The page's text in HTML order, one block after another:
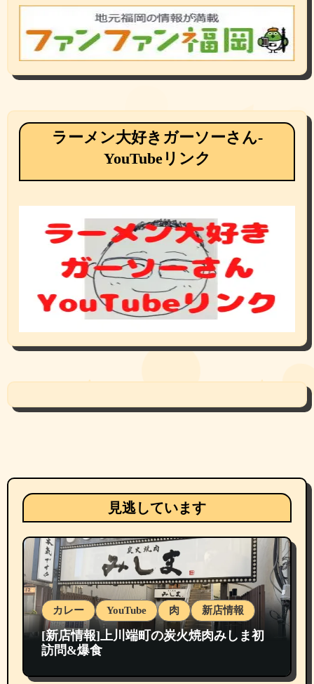
ラーメン大好きガーソーさん-
YouTubeリンク
見逃しています
カレー YouTube 肉 新店情報
[新店情報]上川端町の炭火焼肉みしま初
訪問&爆食